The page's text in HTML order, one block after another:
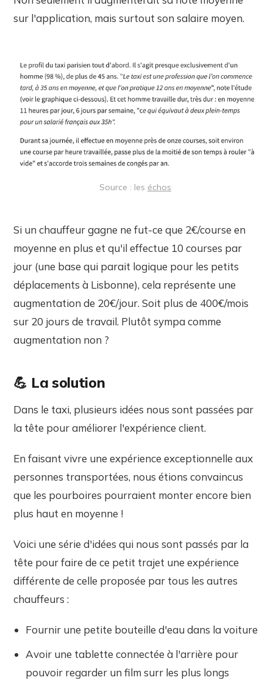
sur l'application, mais surtout son salaire moyen.
Source : les échos
Si un chauffeur gagne ne fut-ce que 2€/course en
moyenne en plus et qu'il effectue 10 courses par
jour (une base qui parait logique pour les petits
déplacements à Lisbonne), cela représente une
augmentation de 20€/jour. Soit plus de 400€/mois
sur 20 jours de travail. Plutôt sympa comme
augmentation non ?
💪 La solution
Dans le taxi, plusieurs idées nous sont passées par
la tête pour améliorer l'expérience client.
En faisant vivre une expérience exceptionnelle aux
personnes transportées, nous étions convaincus
que les pourboires pourraient monter encore bien
plus haut en moyenne !
Voici une série d'idées qui nous sont passés par la
tête pour faire de ce petit trajet une expérience
différente de celle proposée par tous les autres
chauffeurs :
Fournir une petite bouteille d'eau dans la voiture
Avoir une tablette connectée à l'arrière pour
pouvoir regarder un film surr les plus longs